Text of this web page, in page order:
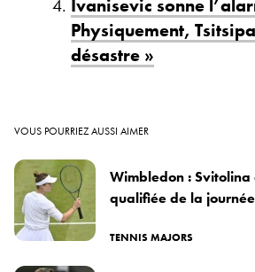
Ivanisevic sonne
Physiquement,
désastre »
VOUS POURRIEZ AUSSI AIMER
Wimbledon :
qualifiée de la journée
TENNIS MAJORS